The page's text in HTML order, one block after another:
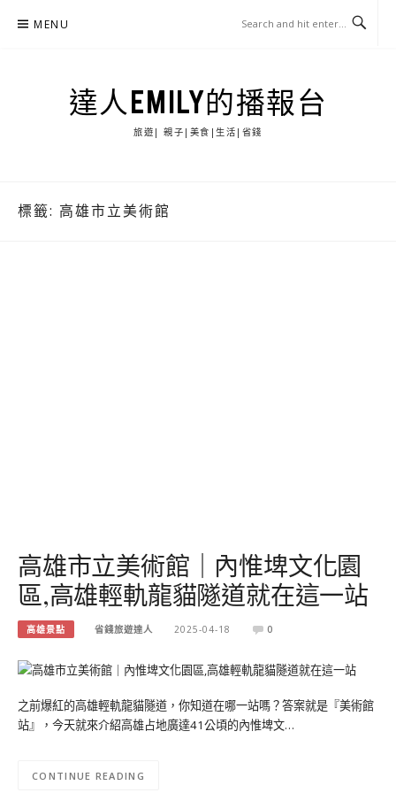
MENU
達人EMILY的播報台
旅遊| 親子|美食|生活|省錢
標籤: 高雄市立美術館
高雄市立美術館｜內惟埤文化園
區,高雄輕軌龍貓隧道就在這一站
高雄景點 省錢旅遊達人 2025-04-18 0
之前爆紅的高雄輕軌龍貓隧道，你知道在哪一站嗎？答案就是『美術館
站』，今天就來介紹高雄占地廣達41公頃的內惟埤文…
CONTINUE READING